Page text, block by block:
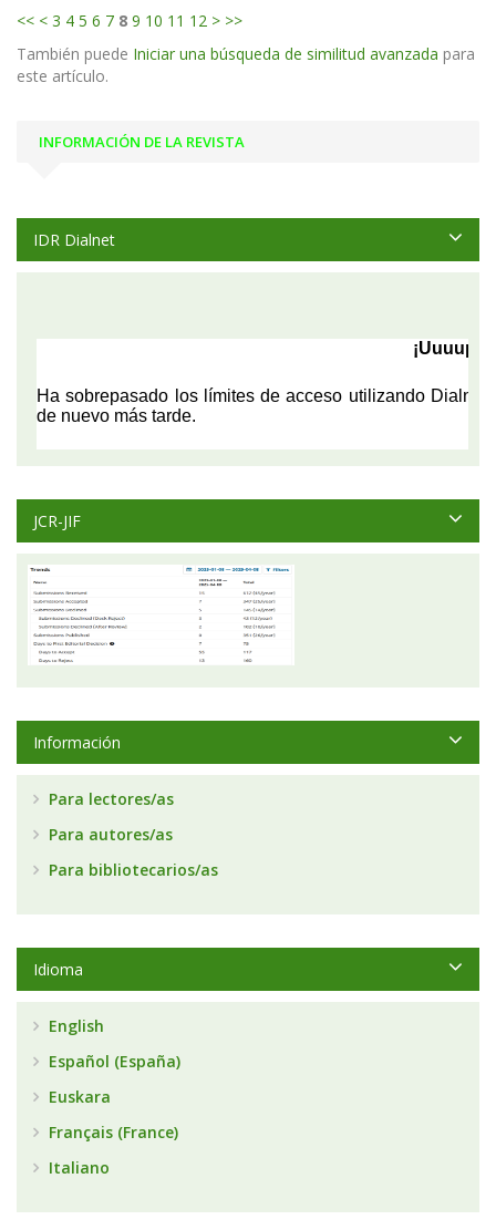
<< < 3 4 5 6 7 8 9 10 11 12 > >>
También puede Iniciar una búsqueda de similitud avanzada para
este artículo.
INFORMACIÓN DE LA REVISTA
IDR Dialnet
JCR-JIF
Información
Para lectores/as
Para autores/as
Para bibliotecarios/as
Idioma
English
Español (España)
Euskara
Français (France)
Italiano